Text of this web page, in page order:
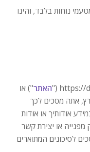
נוחות בלבד, והינו
האתר") או
אתה מסכים לכך
אודותיך או אודות
או יצירת קשר
לסיכונים המתוארים